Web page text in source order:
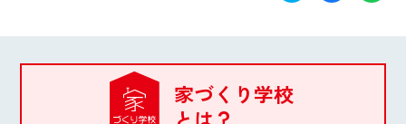
家づくり学校